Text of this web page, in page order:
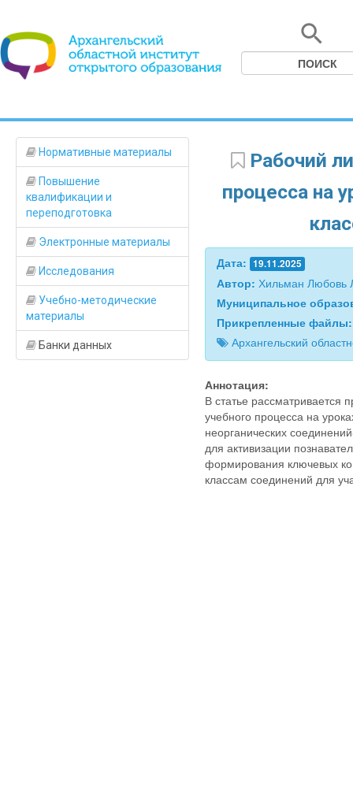
Нормативные материалы
Повышение
квалификации и
переподготовка
Электронные материалы
Исследования
Учебно-методические
материалы
Банки данных
Рабочий
процесса на
Дата: 19.11.2025
Автор: Хильман Любовь
Муниципальное
Прикрепленные
Архангельский
Аннотация:
В статье рассматривается
учебного процесса на
неорганических
для активизации
формирования ключевых
классам соединений для